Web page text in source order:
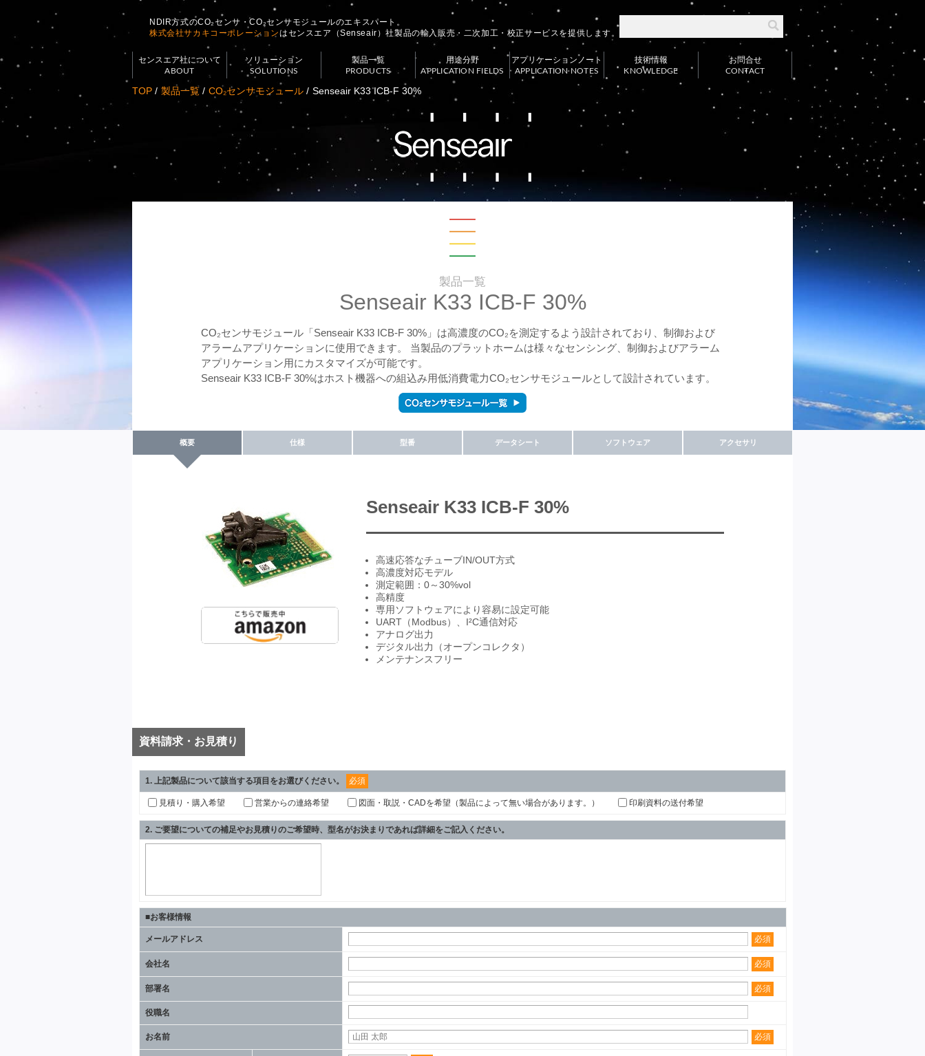
NDIR方式のCO₂センサ・CO₂センサモジュールのエキスパート。
株式会社サカキコーポレーションはセンスエア（Senseair）社製品の輸入販売・二次加工・校正サービスを提供します。
センスエア社について
ABOUT
ソリューション
SOLUTIONS
製品一覧
PRODUCTS
用途分野
APPLICATION FIELDS
アプリケーションノート
APPLICATION NOTES
技術情報
KNOWLEDGE
お問合せ
CONTACT
TOP 製品一覧 CO₂センサモジュール Senseair K33 ICB-F 30%
製品一覧
Senseair K33 ICB-F 30%
CO₂センサモジュール「Senseair K33 ICB-F 30%」は高濃度のCO₂を測定するよう設計されており、制御および
アラームアプリケーションに使用できます。 当製品のプラットホームは様々なセンシング、制御およびアラーム
アプリケーション用にカスタマイズが可能です。
Senseair K33 ICB-F 30%はホスト機器への組込み用低消費電力CO₂センサモジュールとして設計されています。
概要 仕様 型番 データシート ソフトウェア アクセサリ
Senseair K33 ICB-F 30%
高速応答なチューブIN/OUT方式
高濃度対応モデル
測定範囲：0～30%vol
高精度
専用ソフトウェアにより容易に設定可能
UART（Modbus）、I²C通信対応
アナログ出力
デジタル出力（オープンコレクタ）
メンテナンスフリー
資料請求・お見積り
1. 上記製品について該当する項目をお選びください。 必須
見積り・購入希望 営業からの連絡希望 図面・取説・CADを希望（製品によって無い場合があります。） 印刷資料の送付希望
2. ご要望についての補足やお見積りのご希望時、型名がお決まりであれば詳細をご記入ください。
■お客様情報
メールアドレス 必須
会社名 必須
部署名 必須
役職名
お名前 必須